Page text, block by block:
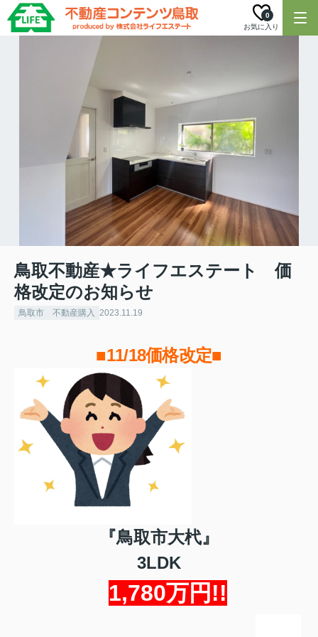
お気に入り
0
鳥取不動産★ライフエステート 価
格改定のお知らせ
鳥取市 不動産購入 2023.11.19
■11/18価格改定■
『鳥取市大杙』
3LDK
1,780万円!!